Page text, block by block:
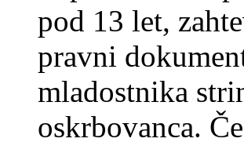
pod 13 let,
pravni
mladostnika
oskrbovanca.